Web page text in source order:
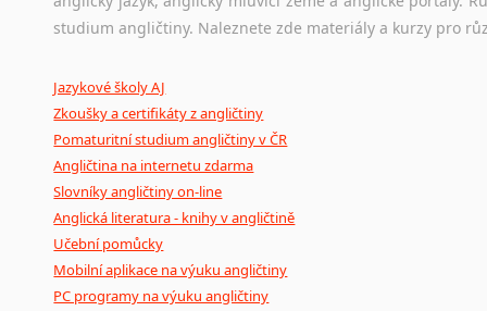
Ostatní pomůcky pro překladatele
poradny a pravidla
studium angličtiny. Naleznete zde materiály a kurzy pro
Jazykové školy AJ
Zkoušky a certifikáty z angličtiny
Pomaturitní studium angličtiny v ČR
Angličtina na internetu zdarma
Slovníky angličtiny on-line
Anglická literatura - knihy v angličtině
Učební pomůcky
Mobilní aplikace na výuku angličtiny
PC programy na výuku angličtiny